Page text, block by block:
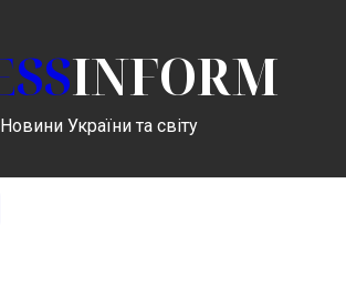
INFORM
Новини України та світу